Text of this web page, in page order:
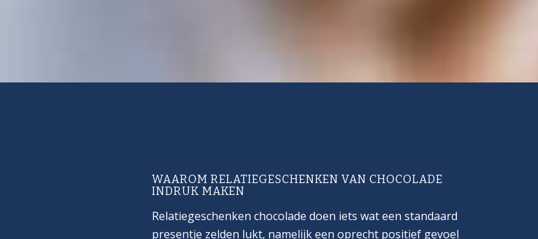
WAAROM RELATIEGESCHENKEN VAN CHOCOLADE
INDRUK MAKEN
Relatiegeschenken chocolade doen iets wat een standaard
presentje zelden lukt, namelijk een oprecht positief gevoel